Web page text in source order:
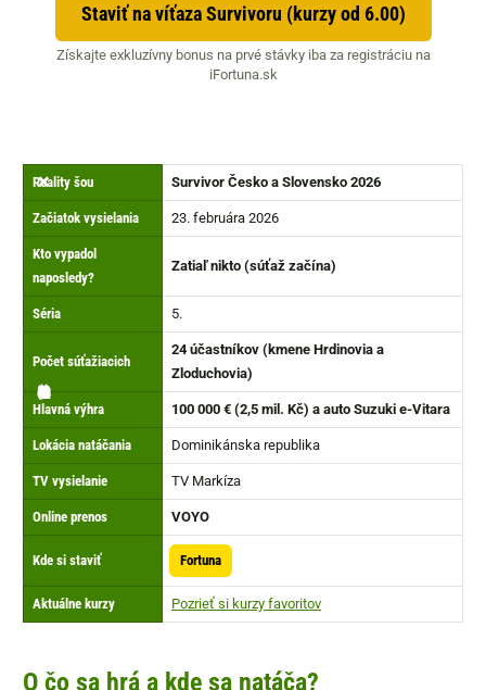
Staviť na víťaza Survivoru (kurzy od 6.00)
Získajte exkluzívny bonus na prvé stávky iba za registráciu na
iFortuna.sk
🌴
Reality šou Survivor Česko a Slovensko 2026
📅
Začiatok vysielania 23. februára 2026
❌
Kto vypadol
naposledy?
Zatiaľ nikto (súťaž začína)
🔢
Séria 5.
🎬
Počet súťažiacich
24 účastníkov (kmene Hrdinovia a
Zloduchovia)
💰
Hlavná výhra
100 000 € (2,5 mil. Kč) a auto Suzuki e-Vitara
📍
Lokácia natáčania Dominikánska republika
📺
TV vysielanie TV Markíza
➡️
Online prenos VOYO
✔️
Kde si staviť Fortuna
〽️
Aktuálne kurzy Pozrieť si kurzy favoritov
O čo sa hrá a kde sa natáča?